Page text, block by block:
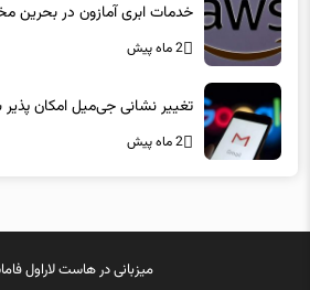
خدمات ابری آمازون در بحرین
2 ماه پیش
تغییر نشانی جی‌میل امکان
2 ماه پیش
میزبانی درهاست لاراول